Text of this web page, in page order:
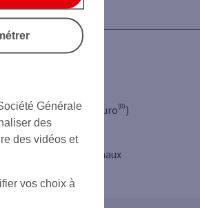
Retraits (hors Zone Euro(8))
en distributeur
Virements internationaux
Générale
des
des vidéos et
vos choix à